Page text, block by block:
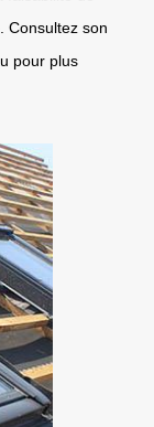
Consultez son
pour plus